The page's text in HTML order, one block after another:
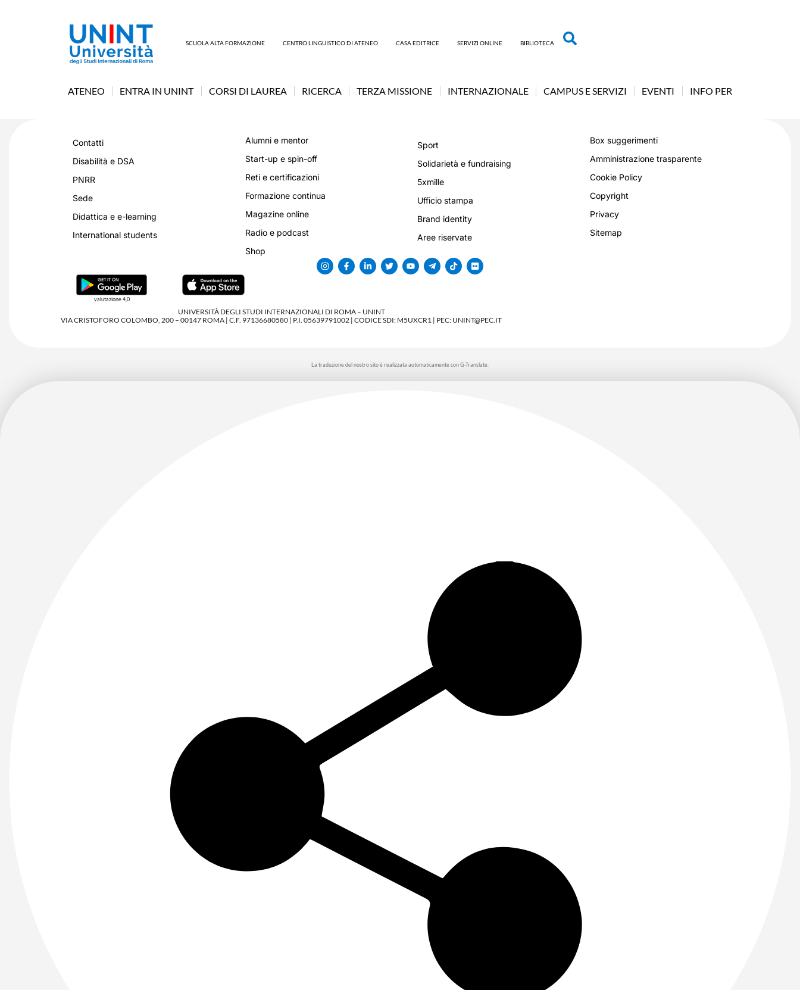
SCUOLA ALTA FORMAZIONE CENTRO LINGUISTICO DI ATENEO CASA EDITRICE SERVIZI ONLINE BIBLIOTECA
ATENEO ENTRA IN UNINT CORSI DI LAUREA RICERCA TERZA MISSIONE INTERNAZIONALE CAMPUS E SERVIZI EVENTI INFO PER
Contatti
Disabilità e DSA
PNRR
Sede
Didattica e e-learning
International students
Alumni e mentor
Start-up e spin-off
Reti e certificazioni
Formazione continua
Magazine online
Radio e podcast
Shop
Sport
Solidarietà e fundraising
5xmille
Ufficio stampa
Brand identity
Aree riservate
Box suggerimenti
Amministrazione trasparente
Cookie Policy
Copyright
Privacy
Sitemap
valutazione 4,0
UNIVERSITÀ DEGLI STUDI INTERNAZIONALI DI ROMA – UNINT
VIA CRISTOFORO COLOMBO, 200 – 00147 ROMA | C.F. 97136680580 | P.I. 05639791002 | CODICE SDI: M5UXCR1 | PEC: UNINT@PEC.IT
La traduzione del nostro sito è realizzata automaticamente con G-Translate.